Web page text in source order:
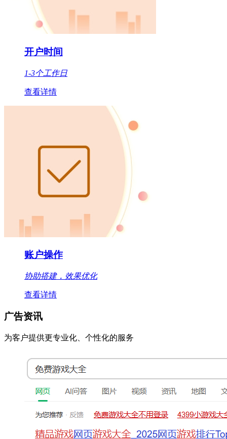
开户时间
1-3个工作日
查看详情
账户操作
协助搭建，效果优化
查看详情
广告资讯
为客户提供更专业化、个性化的服务